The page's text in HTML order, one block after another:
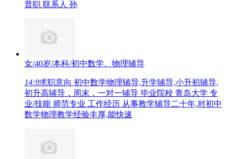
普职 联系人 孙
女/40岁/本科/初中数学、物理辅导
14:9求职意向 初中数学物理辅导,升学辅导,小升初辅导,
初升高辅导，周末，一对一辅导 毕业院校 青岛大学 专
业/技能 师范专业 工作经历 从事教学辅导二十年,对初中
数学物理教学经验丰厚,能快速